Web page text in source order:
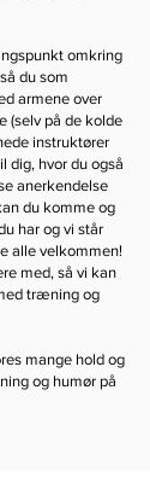
omkring
du som
armene over
(selv på de kolde
instruktører
dig, hvor du også
anerkendelse
du komme og
har og vi står
alle velkommen!
med, så vi kan
træning og
mange hold og
og humør på